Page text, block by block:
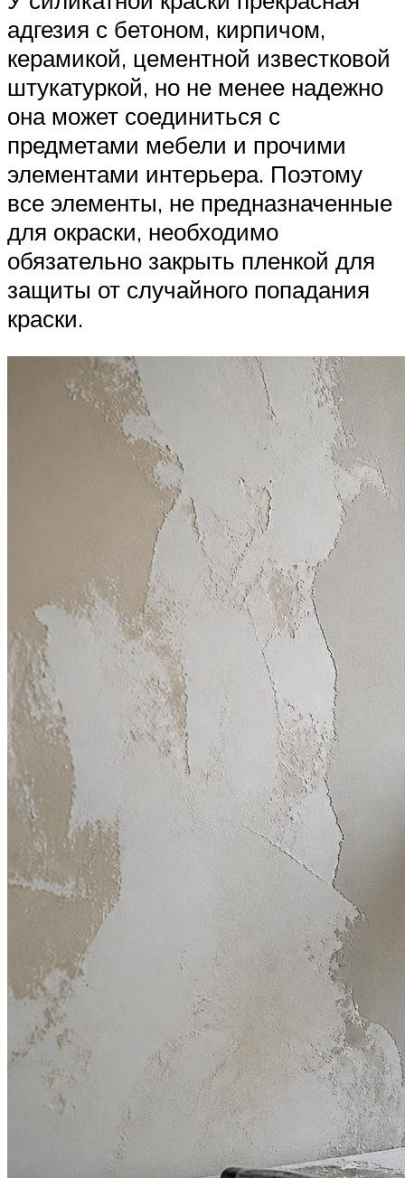
адгезия с бетоном, кирпичом,
керамикой, цементной известковой
штукатуркой, но не менее надежно
она может соединиться с
предметами мебели и прочими
элементами интерьера. Поэтому
все элементы, не предназначенные
для окраски, необходимо
обязательно закрыть пленкой для
защиты от случайного попадания
краски.